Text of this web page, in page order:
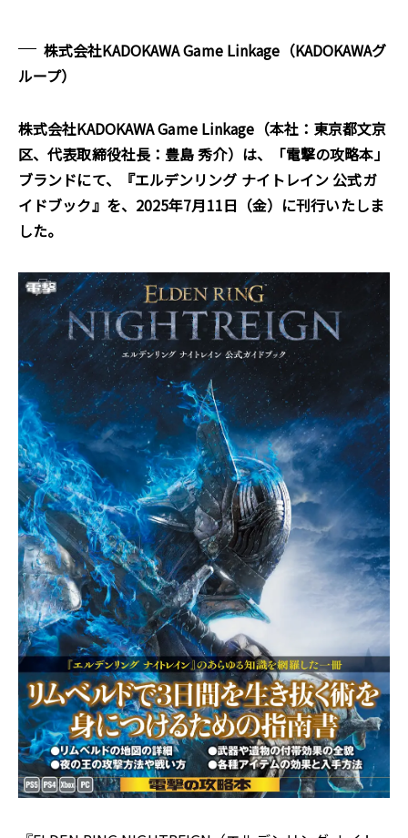
株式会社KADOKAWA Game Linkage（KADOKAWAグ
ループ）
株式会社KADOKAWA Game Linkage（本社：東京都文京
区、代表取締役社長：豊島 秀介）は、「電撃の攻略本」
ブランドにて、『エルデンリング ナイトレイン 公式ガ
イドブック』を、2025年7月11日（金）に刊行いたしま
した。